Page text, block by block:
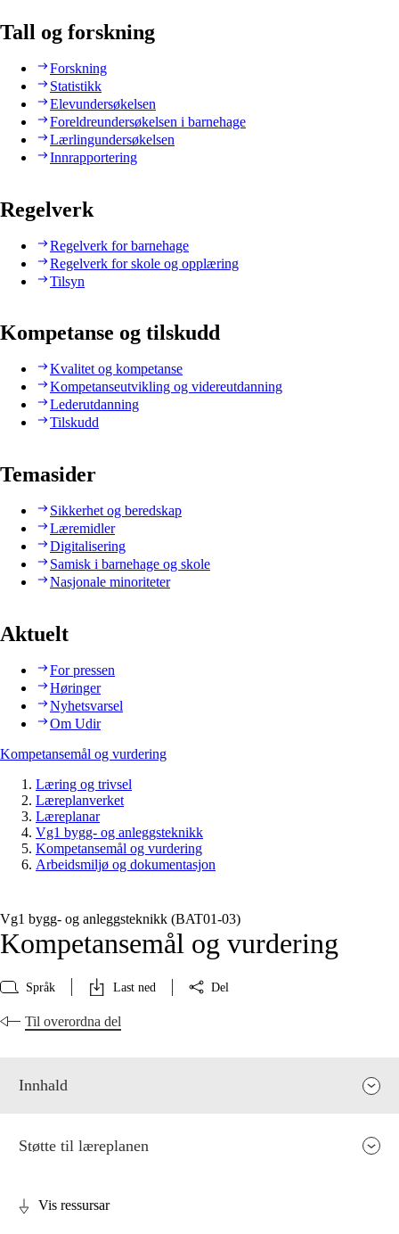
Tall og forskning
Forskning
Statistikk
Elevundersøkelsen
Foreldreundersøkelsen i barnehage
Lærlingundersøkelsen
Innrapportering
Regelverk
Regelverk for barnehage
Regelverk for skole og opplæring
Tilsyn
Kompetanse og tilskudd
Kvalitet og kompetanse
Kompetanseutvikling og videreutdanning
Lederutdanning
Tilskudd
Temasider
Sikkerhet og beredskap
Læremidler
Digitalisering
Samisk i barnehage og skole
Nasjonale minoriteter
Aktuelt
For pressen
Høringer
Nyhetsvarsel
Om Udir
Kompetansemål og vurdering
Læring og trivsel
Læreplanverket
Læreplanar
Vg1 bygg- og anleggsteknikk
Kompetansemål og vurdering
Arbeidsmiljø og dokumentasjon
Vg1 bygg- og anleggsteknikk (BAT01‑03)
Kompetansemål og vurdering
Språk Last ned Del
Til overordna del
Innhald
Støtte til læreplanen
Vis ressursar